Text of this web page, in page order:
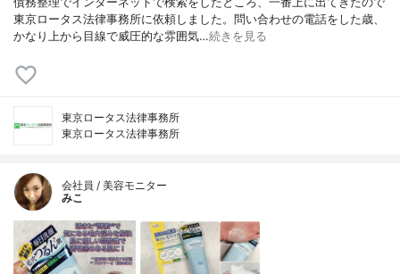
東京ロータス法律事務所に依頼しました。問い合わせの電話をした歳、
かなり上から目線で威圧的な雰囲気…続きを見る
東京ロータス法律事務所
東京ロータス法律事務所
会社員 / 美容モニター
みこ